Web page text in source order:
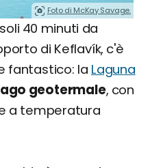
Foto di McKay Savage.
40 minuti da
di Keflavík, c'è
fantastico: la Laguna
geotermale, con
a temperatura